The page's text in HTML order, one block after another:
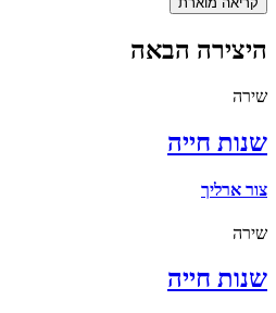
היצירה הבאה
שירה
שנות חייה
צור ארליך
שירה
שנות חייה